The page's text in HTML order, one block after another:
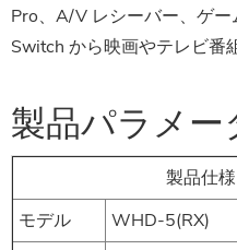
Pro、A/V レシーバー、ゲ
Switch から映画やテレビ番
製品パラメー
製品仕様
モデル
WHD-5(RX)